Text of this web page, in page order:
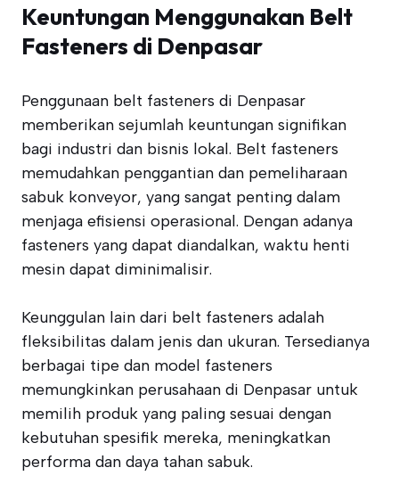
Keuntungan Menggunakan Belt
Fasteners di Denpasar
Penggunaan belt fasteners di Denpasar
memberikan sejumlah keuntungan signifikan
bagi industri dan bisnis lokal. Belt fasteners
memudahkan penggantian dan pemeliharaan
sabuk konveyor, yang sangat penting dalam
menjaga efisiensi operasional. Dengan adanya
fasteners yang dapat diandalkan, waktu henti
mesin dapat diminimalisir.
Keunggulan lain dari belt fasteners adalah
fleksibilitas dalam jenis dan ukuran. Tersedianya
berbagai tipe dan model fasteners
memungkinkan perusahaan di Denpasar untuk
memilih produk yang paling sesuai dengan
kebutuhan spesifik mereka, meningkatkan
performa dan daya tahan sabuk.